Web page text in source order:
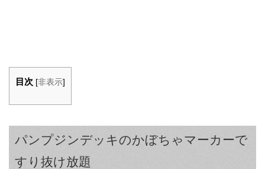
目次 [非表示]
パンプジンデッキのかぼちゃマーカーで
すり抜け放題